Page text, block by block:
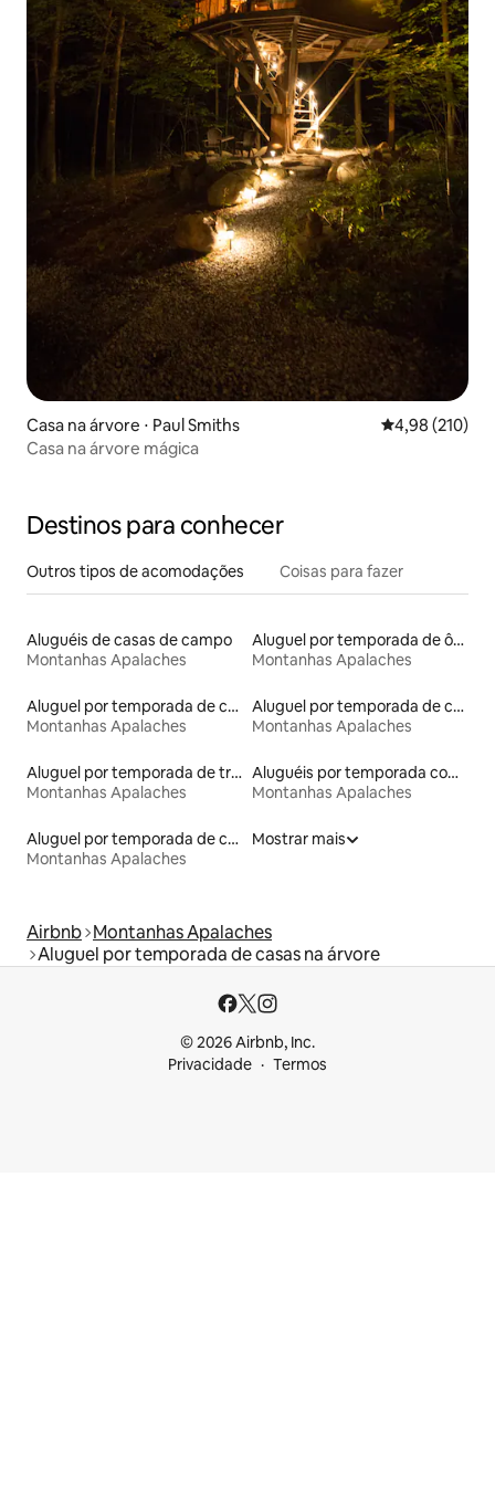
Casa na árvore ⋅ Paul Smiths 4,98 de uma
4,98 (210)
Casa na árvore mágica
Destinos para conhecer
Outros tipos de acomodações Coisas para fazer
Aluguéis de casas de campo
Montanhas Apalaches
Aluguel por temporada de ônibus
Montanhas Apalaches
Aluguel por temporada de casas arredondadas
Montanhas Apalaches
Aluguel por temporada de casas de hóspedes
Montanhas Apalaches
Aluguel por temporada de trens
Montanhas Apalaches
Aluguéis por temporada com acesso ao lago
Montanhas Apalaches
Aluguel por temporada de casas-barco
Montanhas Apalaches
Mostrar mais
Airbnb Montanhas Apalaches
Aluguel por temporada de casas na árvore
© 2026 Airbnb, Inc.
Privacidade
Termos